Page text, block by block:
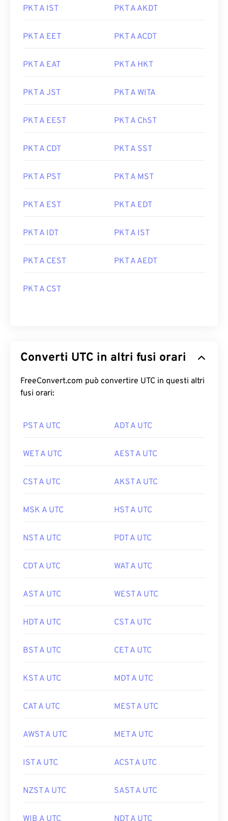
PKT A IST PKT A AKDT
PKT A EET PKT A ACDT
PKT A EAT PKT A HKT
PKT A JST PKT A WITA
PKT A EEST PKT A ChST
PKT A CDT PKT A SST
PKT A PST PKT A MST
PKT A EST PKT A EDT
PKT A IDT PKT A IST
PKT A CEST PKT A AEDT
PKT A CST
Converti UTC in altri fusi orari
FreeConvert.com può convertire UTC in questi altri
fusi orari:
PST A UTC ADT A UTC
WET A UTC AEST A UTC
CST A UTC AKST A UTC
MSK A UTC HST A UTC
NST A UTC PDT A UTC
CDT A UTC WAT A UTC
AST A UTC WEST A UTC
HDT A UTC CST A UTC
BST A UTC CET A UTC
KST A UTC MDT A UTC
CAT A UTC MEST A UTC
AWST A UTC MET A UTC
IST A UTC ACST A UTC
NZST A UTC SAST A UTC
WIB A UTC NDT A UTC